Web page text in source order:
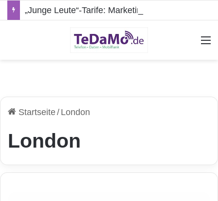
Startseite/ London
London